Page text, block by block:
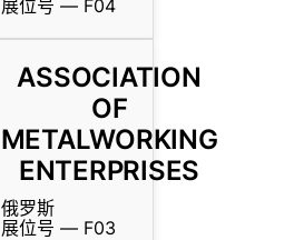
展位号 — F04
ASSOCIATION
OF
METALWORKING
ENTERPRISES
俄罗斯
展位号 — F03